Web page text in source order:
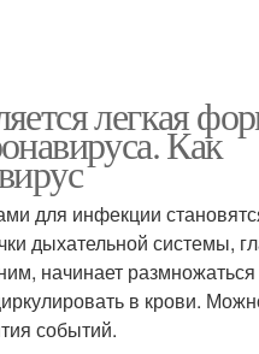
легкая
Как
для инфекции
дыхательной системы,
начинает размножаться
в крови.
событий.